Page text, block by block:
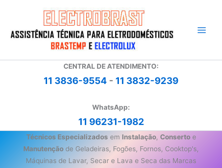
conteúdo
CENTRAL DE ATENDIMENTO:
11 3836-9554 - 11 3832-9239
WhatsApp:
11 96231-1982
Técnicos Especializados em Instalação, Consertoe
Manutenção de Geladeiras, Fogões, Fornos, Cooktop's,
Máquinas de Lavar, Secar e Lava e Seca das Marcas